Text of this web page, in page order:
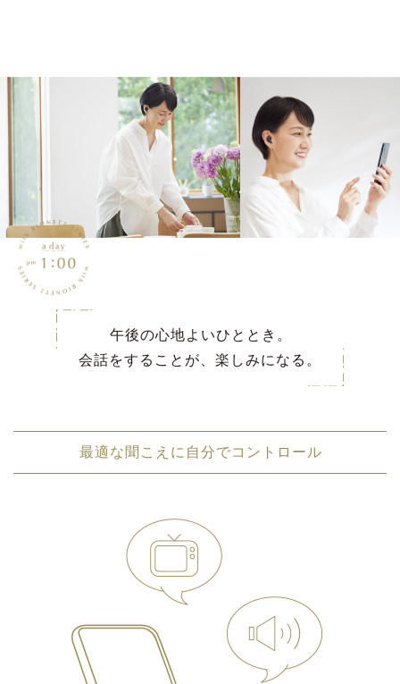
午後の心地よいひととき。
会話をすることが、楽しみになる。
最適な聞こえに自分でコントロール